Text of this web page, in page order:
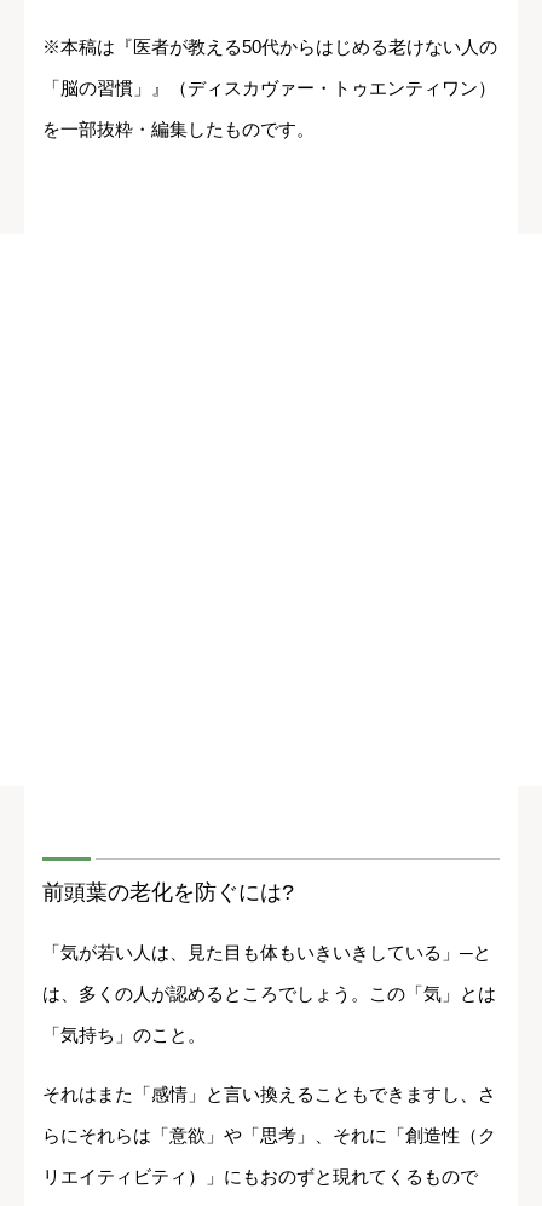
※本稿は『医者が教える50代からはじめる老けない人の
「脳の習慣」』（ディスカヴァー・トゥエンティワン）
を一部抜粋・編集したものです。
前頭葉の老化を防ぐには?
「気が若い人は、見た目も体もいきいきしている」─と
は、多くの人が認めるところでしょう。この「気」とは
「気持ち」のこと。
それはまた「感情」と言い換えることもできますし、さ
らにそれらは「意欲」や「思考」、それに「創造性（ク
リエイティビティ）」にもおのずと現れてくるもので